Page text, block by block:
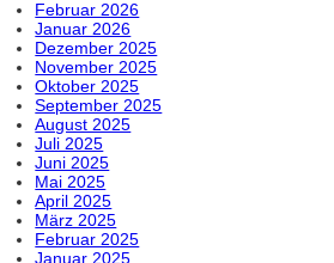
Februar 2026
Januar 2026
Dezember 2025
November 2025
Oktober 2025
September 2025
August 2025
Juli 2025
Juni 2025
Mai 2025
April 2025
März 2025
Februar 2025
Januar 2025